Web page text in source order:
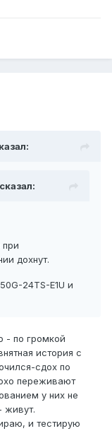
при
дохнут.
24TS-E1U и
- по громкой
история с
сдох по
переживают
у них не
живут.
и тестирую